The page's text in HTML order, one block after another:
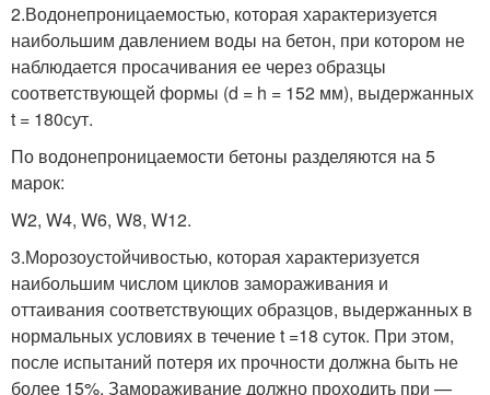
2.Водонепроницаемостью, которая характеризуется
наибольшим давлением воды на бетон, при котором не
наблюдается просачивания ее через образцы
соответствующей формы (d = h = 152 мм), выдержанных
t = 180сут.
По водонепроницаемости бетоны разделяются на 5
марок:
W2, W4, W6, W8, W12.
3.Морозоустойчивостью, которая характеризуется
наибольшим числом циклов замораживания и
оттаивания соответствующих образцов, выдержанных в
нормальных условиях в течение t =18 суток. При этом,
после испытаний потеря их прочности должна быть не
более 15%. Замораживание должно проходить при —